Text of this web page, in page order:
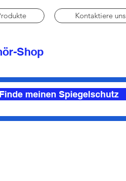
Kontaktiere uns
Shop
Finde meinen Spiegelschutz